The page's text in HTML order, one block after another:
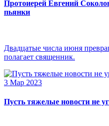
Протоиерей Евгений
пьянки
Двадцатые числа июня
полагает священник.
3 Мар 2023
Пусть тяжелые новости не